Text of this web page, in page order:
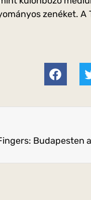
zenéket. A
Budapesten